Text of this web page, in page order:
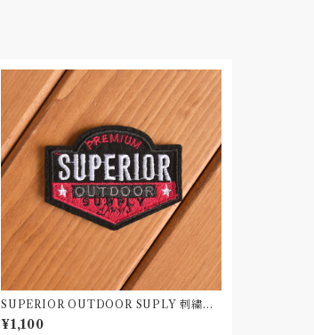
SUPERIOR OUTDOOR SUPLY 刺繍ワ
ッペン Patch
¥1,100